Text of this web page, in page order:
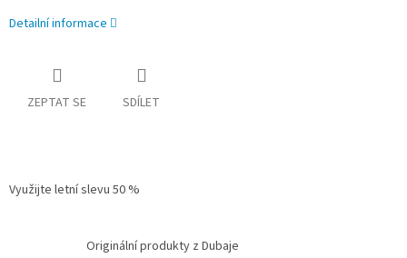
Detailní informace
ZEPTAT SE SDÍLET
Využijte letní slevu 50 %
Originální produkty z Dubaje